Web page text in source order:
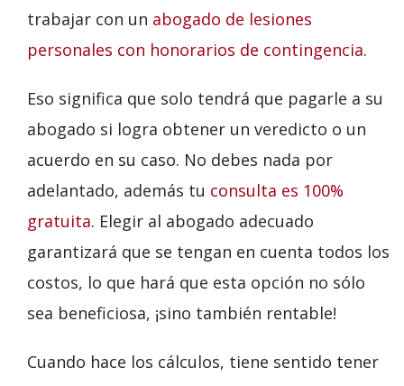
trabajar con un abogado de lesiones
personales con honorarios de contingencia.
Eso significa que solo tendrá que pagarle a su
abogado si logra obtener un veredicto o un
acuerdo en su caso. No debes nada por
adelantado, además tu consulta es 100%
gratuita. Elegir al abogado adecuado
garantizará que se tengan en cuenta todos los
costos, lo que hará que esta opción no sólo
sea beneficiosa, ¡sino también rentable!
Cuando hace los cálculos, tiene sentido tener